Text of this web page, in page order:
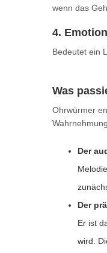
wenn das
4.
Bedeutet ein
Was
Ohrwürmer
Der
Der
Er ist
wird.